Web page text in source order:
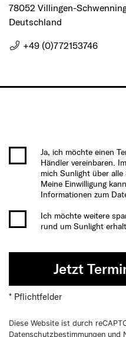
78052 Villingen-
Deutschland
+49 (0)772153746
Ja, ich möchte einen
Händler vereinbaren.
mich Sunlight über
Meine Einwilligung
Informationen zum
Ich möchte weitere
rund um Sunlight
Jetzt
* Pflichtfelder
Diese Website ist durch
Datenschutzbestimmungen und